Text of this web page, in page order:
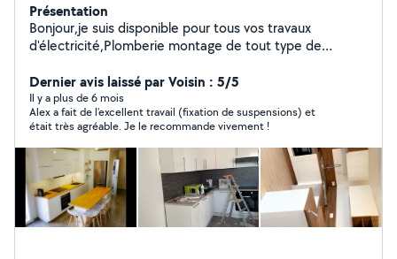
Présentation
Bonjour,je suis disponible pour tous vos travaux
d'électricité,Plomberie montage de tout type de
Dernier avis laissé par Voisin : 5/5
Il y a plus de 6 mois
Alex a fait de l’excellent travail (fixation de suspensions) et
était très agréable. Je le recommande vivement !